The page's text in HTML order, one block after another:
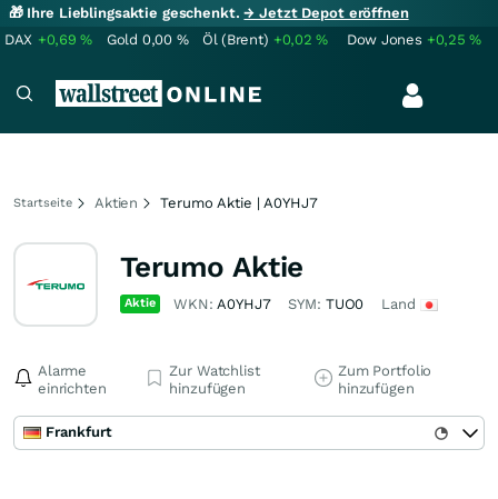
🎁 Ihre Lieblingsaktie geschenkt.→ Jetzt Depot eröffnen
DAX +0,69% Gold 0,00 % Öl (Brent) +0,02% Dow Jones +0,25%
Startseite Aktien Terumo Aktie | A0YHJ7
Terumo Aktie
Aktie WKN:A0YHJ7 SYM: TUO0 Land
Alarme
einrichten
Zur Watchlist
hinzufügen
Zum Portfolio
hinzufügen
Frankfurt